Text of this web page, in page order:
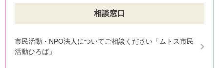
相談窓口
市民活動・NPO法人についてご相談ください「ムトス市民
活動ひろば」